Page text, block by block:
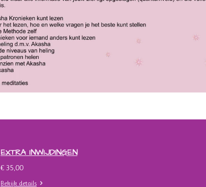
EXTRA INWIJDINGEN
€ 35,00
Bekijk details